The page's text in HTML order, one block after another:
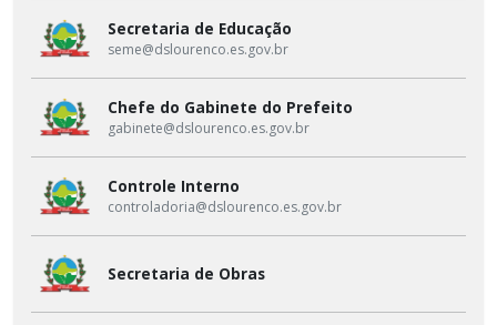
Secretaria de Educação
seme@dslourenco.es.gov.br
Chefe do Gabinete do Prefeito
gabinete@dslourenco.es.gov.br
Controle Interno
controladoria@dslourenco.es.gov.br
Secretaria de Obras